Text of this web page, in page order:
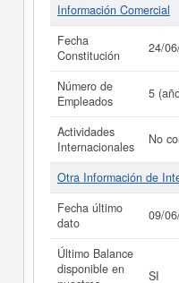
Información Comercial
Fecha
Constitución
24/
Número de
Empleados
5
Actividades
Internacionales
No
Otra Información de
Fecha último
dato
09/
Último Balance
disponible en
SI